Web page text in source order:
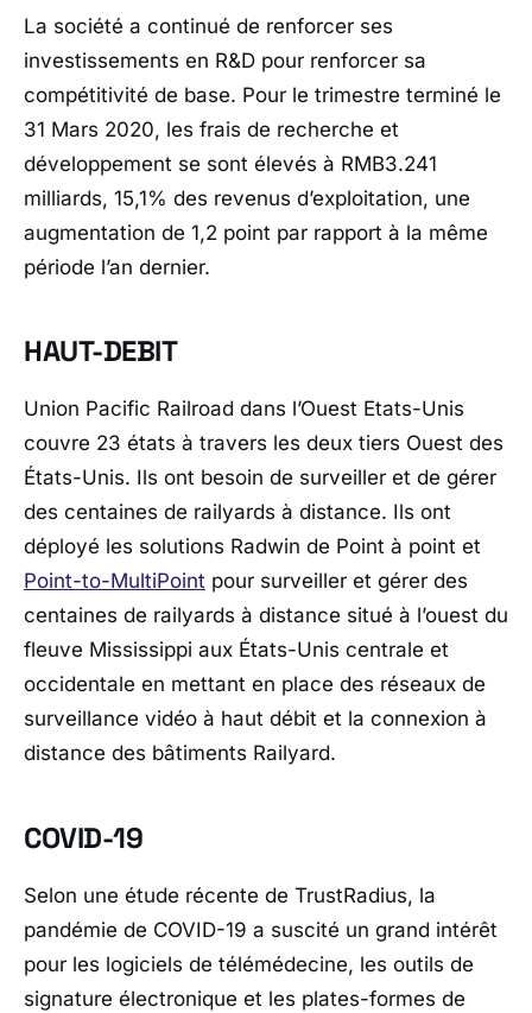
La société a continué de renforcer ses
investissements en R&D pour renforcer sa
compétitivité de base. Pour le trimestre terminé le
31 Mars 2020, les frais de recherche et
développement se sont élevés à RMB3.241
milliards, 15,1% des revenus d’exploitation, une
augmentation de 1,2 point par rapport à la même
période l’an dernier.
HAUT-DEBIT
Union Pacific Railroad dans l’Ouest Etats-Unis
couvre 23 états à travers les deux tiers Ouest des
États-Unis. Ils ont besoin de surveiller et de gérer
des centaines de railyards à distance. Ils ont
déployé les solutions Radwin de Point à point et
Point-to-MultiPoint pour surveiller et gérer des
centaines de railyards à distance situé à l’ouest du
fleuve Mississippi aux États-Unis centrale et
occidentale en mettant en place des réseaux de
surveillance vidéo à haut débit et la connexion à
distance des bâtiments Railyard.
COVID-19
Selon une étude récente de TrustRadius, la
pandémie de COVID-19 a suscité un grand intérêt
pour les logiciels de télémédecine, les outils de
signature électronique et les plates-formes de